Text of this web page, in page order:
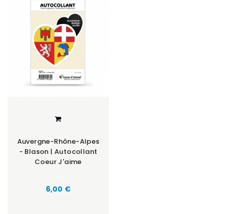
Auvergne-Rhône-Alpes
- Blason | Autocollant
Coeur J'aime
Prix
6,00 €